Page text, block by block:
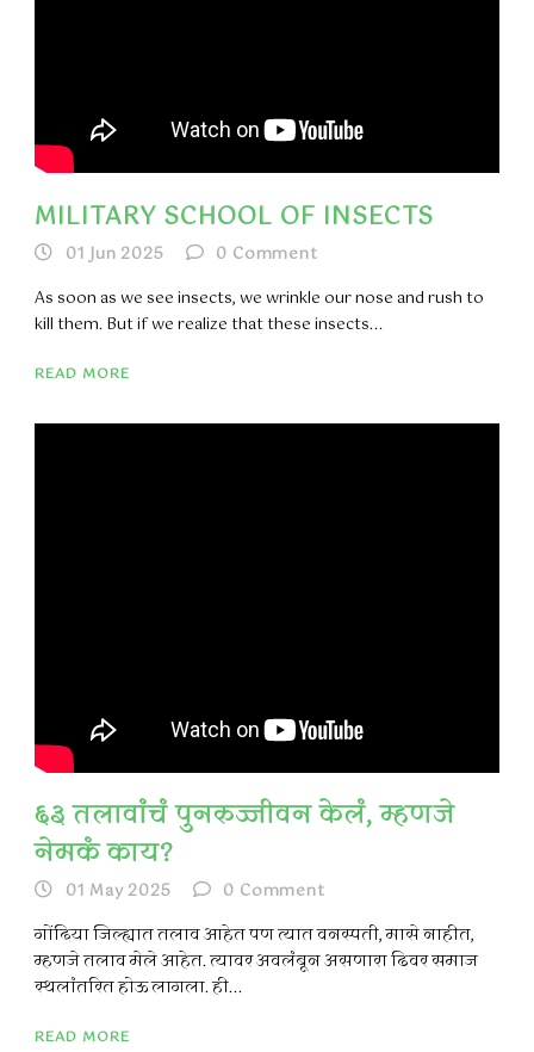
MILITARY SCHOOL OF INSECTS
01 Jun 2025 0 Comment
As soon as we see insects, we wrinkle our nose and rush to
kill them. But if we realize that these insects...
READ MORE
६३ तलावांचं पुनरुज्जीवन केलं, म्हणजे
नेमकं काय?
01 May 2025 0 Comment
गोंदिया जिल्ह्यात तलाव आहेत पण त्यात वनस्पती, मासे नाहीत,
म्हणजे तलाव मेले आहेत. त्यावर अवलंबून असणारा ढिवर समाज
स्थलांतरित होऊ लागला. ही...
READ MORE